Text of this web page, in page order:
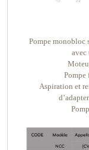
Pompe monobloc
avec
Pompe
Aspiration et